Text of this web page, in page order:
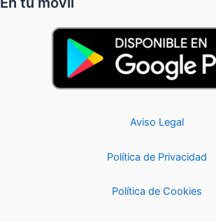
Aviso Legal
Política de Privacidad
Política de Cookies